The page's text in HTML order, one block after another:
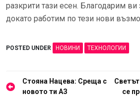
разкрити тази есен. Благодарим ви
докато работим по тези нови
POSTED UNDER НОВИНИ ТЕХНОЛОГИИ
Навигация
Стояна Нацева: Среща с
новото ти АЗ
се